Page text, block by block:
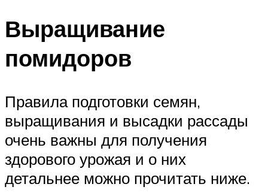
Выращивание
помидоров
Правила подготовки семян,
выращивания и высадки рассады
очень важны для получения
здорового урожая и о них
детальнее можно прочитать ниже.